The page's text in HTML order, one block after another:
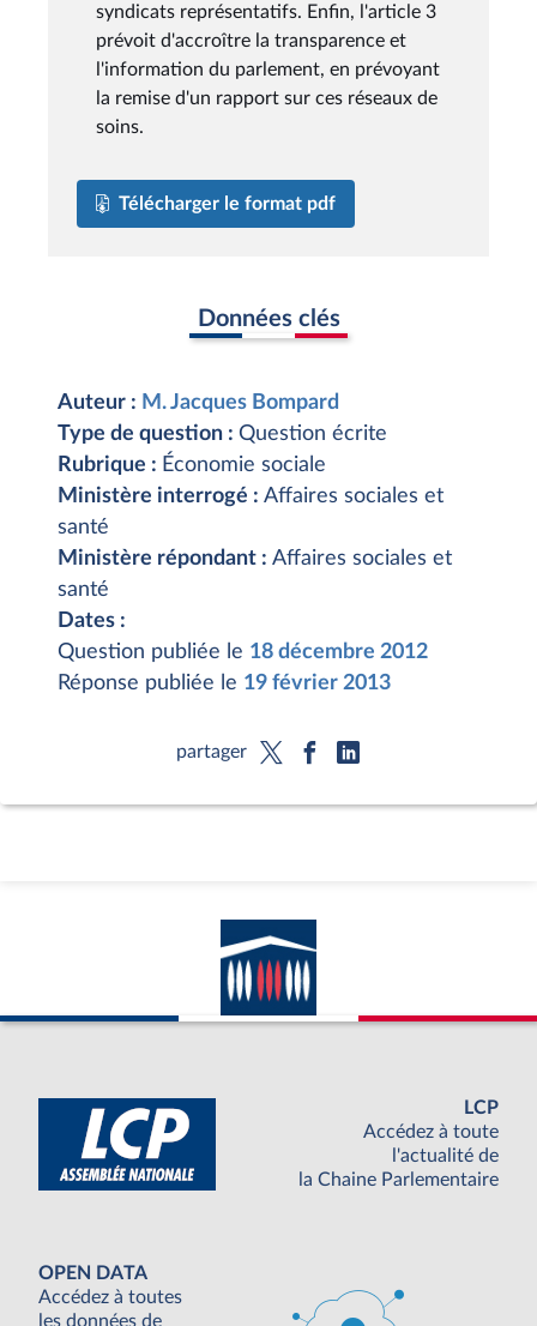
syndicats représentatifs. Enfin, l'article 3
prévoit d'accroître la transparence et
l'information du parlement, en prévoyant
la remise d'un rapport sur ces réseaux de
soins.
Télécharger le format pdf
Données clés
Auteur : M. Jacques Bompard
Type de question : Question écrite
Rubrique : Économie sociale
Ministère interrogé : Affaires sociales et
santé
Ministère répondant : Affaires sociales et
santé
Dates :
Question publiée le 18 décembre 2012
Réponse publiée le 19 février 2013
partager
LCP
Accédez à toute
l'actualité de
la Chaine Parlementaire
OPEN DATA
Accédez à toutes
les données de